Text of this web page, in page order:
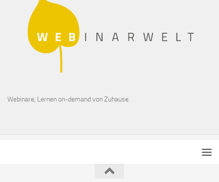
Webinare, Lernen on-demand von Zuhause.